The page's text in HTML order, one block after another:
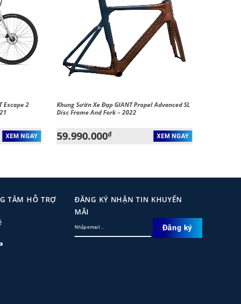
Escape 2
XEM NGAY
Khung Sườn Xe Đạp GIANT Propel Advanced SL
Disc Frame And Fork – 2022
59.990.000₫ XEM NGAY
TÂM HỖ TRỢ
ĐĂNG KÝ NHẬN TIN KHUYẾN
MÃI